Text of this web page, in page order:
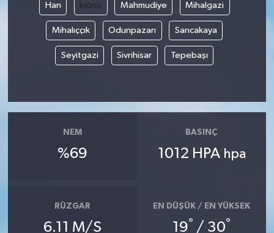
Han İnönü Mahmudiye Mihalgazi
Mihalıççık Odunpazarı Sarıcakaya
Seyitgazi Sivrihisar Tepebaşı
NEM
%69
BASINÇ
1012 HPA hpa
RÜZGAR
6.11 M/S
EN DÜŞÜK / EN YÜKSEK
19° / 30°